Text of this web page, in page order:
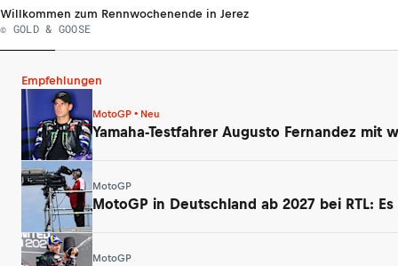
Willkommen zum Rennwochenende in Jerez
© GOLD & GOOSE
Empfehlungen
MotoGP • Neu
Yamaha-Testfahrer Augusto Fernandez mit
MotoGP
MotoGP in Deutschland ab 2027 bei RTL:
MotoGP